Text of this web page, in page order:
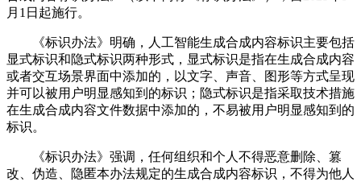
月1日起施行。
《标识办法》明确，人工智能生成合成内容标识主要包括
显式标识和隐式标识两种形式，显式标识是指在生成合成内容
或者交互场景界面中添加的，以文字、声音、图形等方式呈现
并可以被用户明显感知到的标识；隐式标识是指采取技术措施
在生成合成内容文件数据中添加的，不易被用户明显感知到的
标识。
《标识办法》强调，任何组织和个人不得恶意删除、篡
改、伪造、隐匿本办法规定的生成合成内容标识，不得为他人